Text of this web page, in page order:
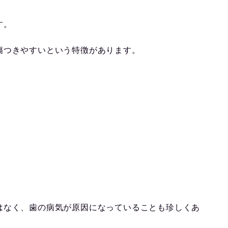
きやすいという特徴があります。
く、歯の病気が原因になっていることも珍しくあ